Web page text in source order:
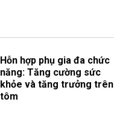
Hỗn hợp phụ gia đa chức
năng: Tăng cường sức
khỏe và tăng trưởng trên
tôm